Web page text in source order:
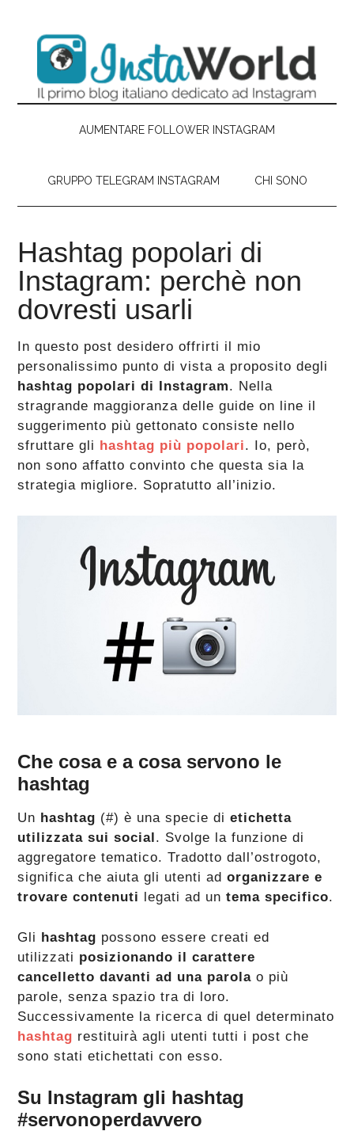
contenuto
principale
secondary
laterale
primaria
AUMENTARE FOLLOWER INSTAGRAM
GRUPPO TELEGRAM INSTAGRAM CHI SONO
Hashtag popolari di
Instagram: perchè non
dovresti usarli
In questo post desidero offrirti il mio
personalissimo punto di vista a proposito degli
hashtag popolari di Instagram. Nella
stragrande maggioranza delle guide on line il
suggerimento più gettonato consiste nello
sfruttare gli hashtag più popolari. Io, però,
non sono affatto convinto che questa sia la
strategia migliore. Sopratutto all’inizio.
Che cosa e a cosa servono le
hashtag
Un hashtag (#) è una specie dietichetta
utilizzata sui social. Svolge la funzione di
aggregatore tematico. Tradotto dall’ostrogoto,
significa che aiuta gli utenti adorganizzare e
trovare contenuti legati ad untema specifico.
Gli hashtag possono essere creati ed
utilizzati posizionando il carattere
cancelletto davanti ad una parola o più
parole, senza spazio tra di loro.
Successivamente la ricerca di quel determinato
hashtag restituirà agli utenti tutti i post che
sono stati etichettati con esso.
Su Instagram gli hashtag
#servonoperdavvero